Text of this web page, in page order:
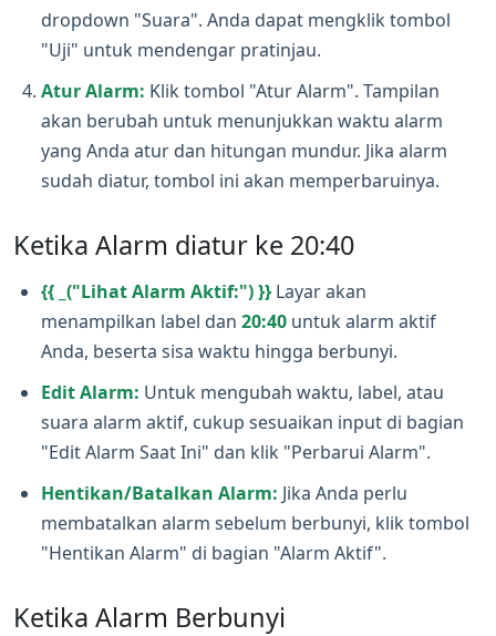
dropdown "Suara". Anda dapat mengklik tombol
"Uji" untuk mendengar pratinjau.
Atur Alarm: Klik tombol "Atur Alarm". Tampilan
akan berubah untuk menunjukkan waktu alarm
yang Anda atur dan hitungan mundur. Jika alarm
sudah diatur, tombol ini akan memperbaruinya.
Ketika Alarm diatur ke 20:40
{{ _("Lihat Alarm Aktif:") }} Layar akan
menampilkan label dan 20:40 untuk alarm aktif
Anda, beserta sisa waktu hingga berbunyi.
Edit Alarm: Untuk mengubah waktu, label, atau
suara alarm aktif, cukup sesuaikan input di bagian
"Edit Alarm Saat Ini" dan klik "Perbarui Alarm".
Hentikan/Batalkan Alarm: Jika Anda perlu
membatalkan alarm sebelum berbunyi, klik tombol
"Hentikan Alarm" di bagian "Alarm Aktif".
Ketika Alarm Berbunyi